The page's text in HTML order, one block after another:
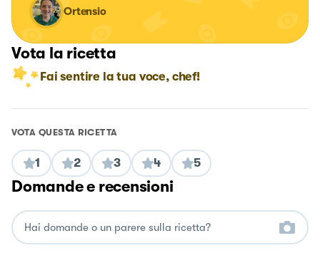
Ortensio
Vota la ricetta
Fai sentire la tua voce, chef!
VOTA QUESTA RICETTA
1 2 3 4 5
Domande e recensioni